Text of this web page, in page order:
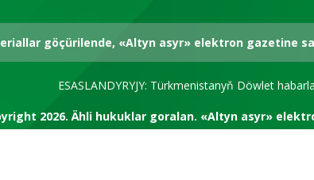
göçürilende, «Altyn asyr» elektron gazetine
ESASLANDYRYJY: Türkmenistanyň Döwlet
2026.Ähli hukuklar goralan. «Altyn asyr»